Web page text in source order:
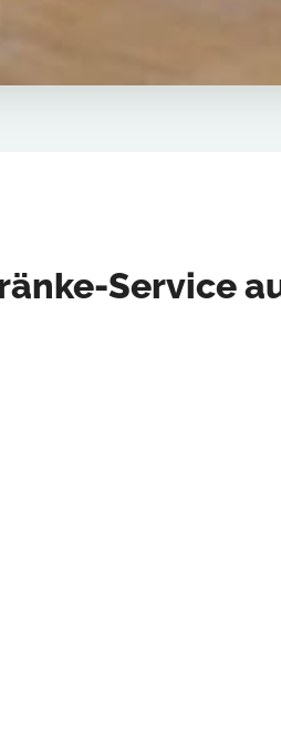
Service